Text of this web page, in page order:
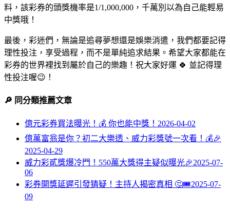
料，該彩券的頭獎機率是1/1,000,000，千萬別以為自己能輕易
中獎哦！
最後，彩迷們，無論是追尋夢想還是娛樂消遣，我們都要記得
理性投注，享受過程，而不是單純追求結果。希望大家都能在
彩券的世界裡找到屬於自己的樂趣！祝大家好運 🍀 並記得理
性投注喔😉！
🔎 同分類推薦文章
億元彩券買法曝光！💰 你也能中獎！ 2026-04-02
億萬富翁是你？初二大樂透、威力彩獎號一次看！💰🎉
2025-04-29
威力彩貳獎爆冷門！550萬大獎得主疑似曝光🎉2025-07-
06
彩券開獎延遲引發猜疑！主持人揭密真相 🤔🎟️2025-07-
09